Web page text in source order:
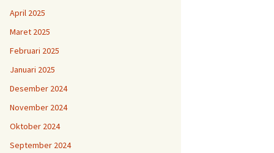
April 2025
Maret 2025
Februari 2025
Januari 2025
Desember 2024
November 2024
Oktober 2024
September 2024